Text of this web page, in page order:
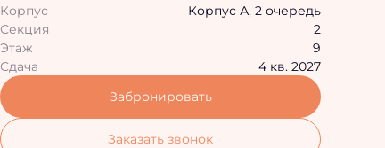
Корпус
Корпус А, 2 очередь
Секция
2
Этаж
9
Сдача
4 кв. 2027
Забронировать
Заказать звонок